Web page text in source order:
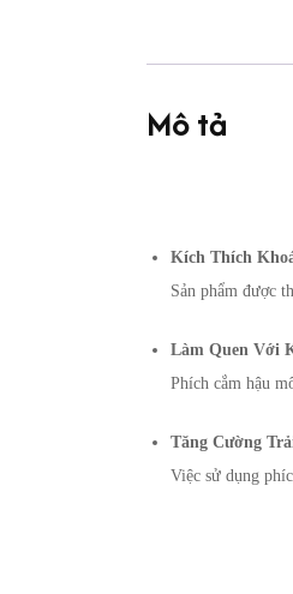
Mô tả
Kích Thích
Sản phẩm được
Làm Quen Với
Phích cắm hậu
Tăng Cường
Việc sử dụng